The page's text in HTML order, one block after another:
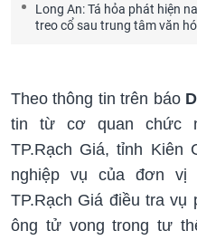
Long An: Tá hỏa phát hiện
treo cổ sau trung tâm văn
Theo thông tin trên báo
tin từ cơ quan chức
TP.Rạch Giá, tỉnh Kiên
nghiệp vụ của đơn vị
TP.Rạch Giá điều tra
ông tử vong trong tư